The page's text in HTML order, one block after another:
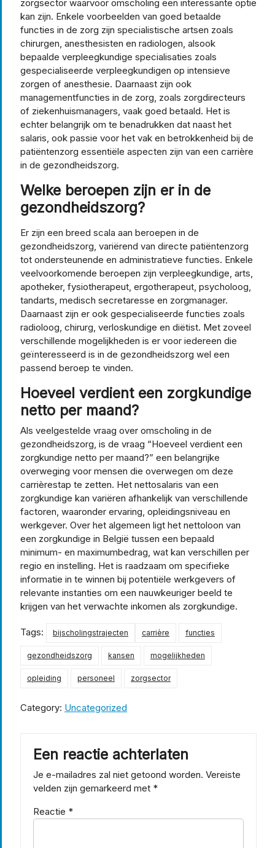
zorgsector waarvoor omscholing een interessante optie
kan zijn. Enkele voorbeelden van goed betaalde
functies in de zorg zijn specialistische artsen zoals
chirurgen, anesthesisten en radiologen, alsook
bepaalde verpleegkundige specialisaties zoals
gespecialiseerde verpleegkundigen op intensieve
zorgen of anesthesie. Daarnaast zijn ook
managementfuncties in de zorg, zoals zorgdirecteurs
of ziekenhuismanagers, vaak goed betaald. Het is
echter belangrijk om te benadrukken dat naast het
salaris, ook passie voor het vak en betrokkenheid bij de
patiëntenzorg essentiële aspecten zijn van een carrière
in de gezondheidszorg.
Welke beroepen zijn er in de
gezondheidszorg?
Er zijn een breed scala aan beroepen in de
gezondheidszorg, variërend van directe patiëntenzorg
tot ondersteunende en administratieve functies. Enkele
veelvoorkomende beroepen zijn verpleegkundige, arts,
apotheker, fysiotherapeut, ergotherapeut, psycholoog,
tandarts, medisch secretaresse en zorgmanager.
Daarnaast zijn er ook gespecialiseerde functies zoals
radioloog, chirurg, verloskundige en diëtist. Met zoveel
verschillende mogelijkheden is er voor iedereen die
geïnteresseerd is in de gezondheidszorg wel een
passend beroep te vinden.
Hoeveel verdient een zorgkundige
netto per maand?
Als veelgestelde vraag over omscholing in de
gezondheidszorg, is de vraag “Hoeveel verdient een
zorgkundige netto per maand?” een belangrijke
overweging voor mensen die overwegen om deze
carrièrestap te zetten. Het nettosalaris van een
zorgkundige kan variëren afhankelijk van verschillende
factoren, waaronder ervaring, opleidingsniveau en
werkgever. Over het algemeen ligt het nettoloon van
een zorgkundige in België tussen een bepaald
minimum- en maximumbedrag, wat kan verschillen per
regio en instelling. Het is raadzaam om specifieke
informatie in te winnen bij potentiële werkgevers of
relevante instanties om een nauwkeuriger beeld te
krijgen van het verwachte inkomen als zorgkundige.
Tags: bijscholingstrajecten carrière functies
gezondheidszorg kansen mogelijkheden
opleiding personeel zorgsector
Category: Uncategorized
Een reactie achterlaten
Je e-mailadres zal niet getoond worden. Vereiste
velden zijn gemarkeerd met *
Reactie *